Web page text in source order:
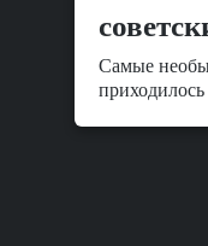
Самые